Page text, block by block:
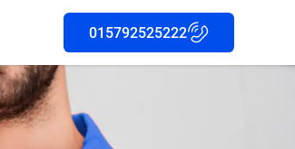
015792525222